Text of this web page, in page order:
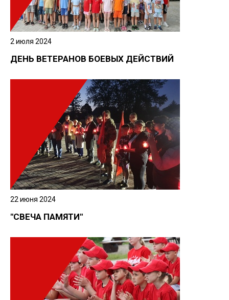
2 июля 2024
ДЕНЬ ВЕТЕРАНОВ БОЕВЫХ ДЕЙСТВИЙ
22 июня 2024
"СВЕЧА ПАМЯТИ"